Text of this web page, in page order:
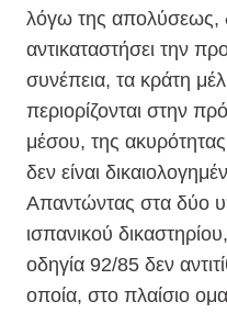
λόγω της απολύσεως,
αντικαταστήσει την
συνέπεια, τα κράτη
περιορίζονται στην
μέσου, της
δεν είναι
Απαντώντας στα δύο
ισπανικού
οδηγία 92/85 δεν
οποία, στο πλαίσιο